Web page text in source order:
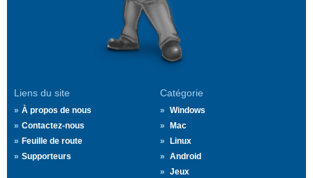
Liens du site
À propos de nous
Contactez-nous
Feuille de route
Supporteurs
Catégorie
Windows
Mac
Linux
Android
Jeux